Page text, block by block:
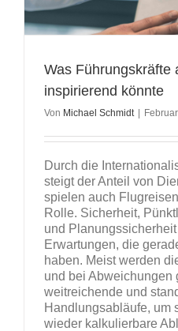
Was Führungskräfte
inspirierend könnte
Von Michael Schmidt |
Durch die
steigt der Anteil von
spielen auch
Rolle. Sicherheit,
und
Erwartungen, die
haben. Meist werden
und bei Abweichungen
weitreichende und
Handlungsabläufe, um
wieder kalkulierbare